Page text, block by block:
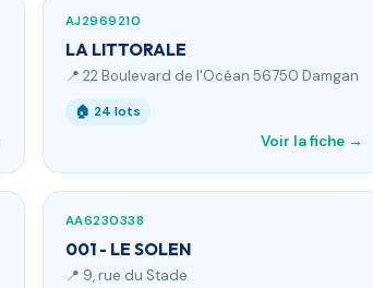
AJ2969210
LA LITTORALE
📍 22 Boulevard de l'Océan 56750 Damgan
🏠 24 lots
Voir la fiche →
AA6230338
001 - LE SOLEN
📍 9, rue du Stade